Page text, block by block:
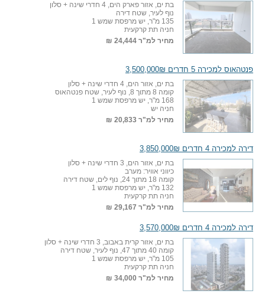
בת ים, אזור פארק הים, 4 חדרי שינה + סלון
נוף לעיר, שטח דירה
135 מ"ר, יש מרפסת שמש 1
חניה תת קרקעית
מחיר למ"ר 24,444 ₪
פנטהאוס למכירה 5 חדרים 3,500,000₪
בת ים, אזור הים, 4 חדרי שינה + סלון
קומה 8 מתוך 8, נוף לעיר, שטח פנטהאוס
168 מ"ר, יש מרפסת שמש 1
חניה יש
מחיר למ"ר 20,833 ₪
דירה למכירה 4 חדרים 3,850,000₪
בת ים, אזור הים, 3 חדרי שינה + סלון
כיווני אוויר: מערב
קומה 18 מתוך 24, נוף לים, שטח דירה
132 מ"ר, יש מרפסת שמש 1
חניה תת קרקעית
מחיר למ"ר 29,167 ₪
דירה למכירה 4 חדרים 3,570,000₪
בת ים, אזור קרית באבוב, 3 חדרי שינה + סלון
קומה 40 מתוך 47, נוף לעיר, שטח דירה
105 מ"ר, יש מרפסת שמש 1
חניה תת קרקעית
מחיר למ"ר 34,000 ₪